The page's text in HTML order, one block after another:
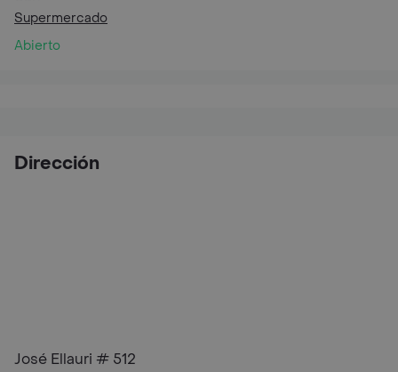
Supermercado
Abierto
Dirección
José Ellauri # 512